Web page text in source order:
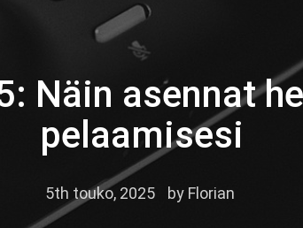
Näin asennat
pelaamisesi
5th touko, 2025 by Florian